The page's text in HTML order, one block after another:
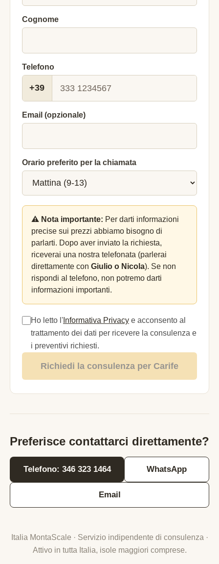
Cognome
Telefono
+39
Email (opzionale)
Orario preferito per la chiamata
⚠️ Nota importante: Per darti informazioni
precise sui prezzi abbiamo bisogno di
parlarti. Dopo aver inviato la richiesta,
riceverai una nostra telefonata (parlerai
direttamente con Giulio o Nicola). Se non
rispondi al telefono, non potremo darti
informazioni importanti.
Ho letto l' Informativa Privacy e acconsento al
trattamento dei dati per ricevere la consulenza e
i preventivi richiesti.
Richiedi la consulenza per Carife
Preferisce contattarci direttamente?
Telefono: 346 323 1464 WhatsApp
Email
Italia MontaScale · Servizio indipendente di consulenza ·
Attivo in tutta Italia, isole maggiori comprese.